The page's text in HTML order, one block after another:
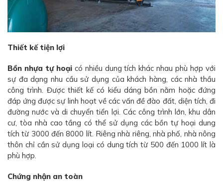
Thiết kế tiện lợi
Bồn nhựa tự hoạicó nhiều dung tích khác nhau phù hợp với
sự đa dạng nhu cầu sử dụng của khách hàng, các nhà thầu
công trình. Được thiết kế có kiểu dáng bồn nằm hoặc đứng
đáp ứng được sự linh hoạt về các vấn đề đào đất, diện tích, đi
đường nước và di chuyển tiển lợi. Các công trình lớn, khu dân
cư, tòa nhà cao tầng có thể sử dụng các bồn tự hoại dung
tích từ 3000 đến 8000 lít. Riêng nhà riêng, nhà phố, nhà nông
thôn chỉ cần sử dụng loại có dung tích từ 500 đến 1000 lít là
phù hợp.
Chứng nhận an toàn